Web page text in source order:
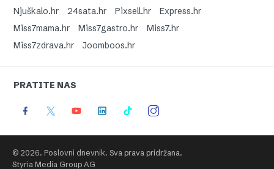
Njuškalo.hr
24sata.hr Pixsell.hr
Express.hr
Miss7mama.hr
Miss7gastro.hr
Miss7.hr
Miss7zdrava.hr
Joomboos.hr
PRATITE NAS
© 2026. Poslovni dnevnik. Sva prava pridržana.
Styria Media Group AG